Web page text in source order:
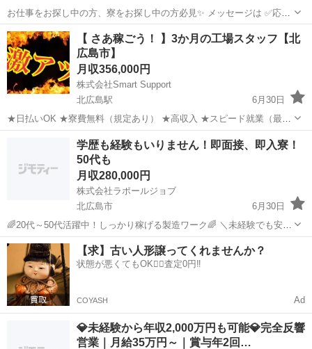
お仕事をお探し中の方、寮をお探し中の方必見✨ メッセージは ✅応募
フロー✅を入力してからお願いします。 ＜お仕事内容＞ トラックボデ
ィコンテナに 溶接で部品を取り付けていくという作業を お任せいたし
ます！...
北海道 北広島市 その他 未経験
【 さあ稼ごう！ 】3か月の工場スタッフ【北
広島市】
月収356,000円
株式会社Smart Support
北広島駅
6月30日
★日払いOK ★寮費無料（規定あり） ★高収入 ★スピード就業（最短
翌日） ■ お仕事例 ・半導体部品のマシンオペレーター ・自動車の組
立や部品の加工 ・電子部品の検査 ・化粧品の梱包や仕分け ...
北広島市 北広島駅 工場 未経験
学歴も経験もいりません！即面接、即入寮！
50代も
月収280,000円
株式会社ラポールジョブ
北広島市
6月30日
🌈20代～50代活躍中！しっかり稼げる製造ワーク🌈 ＼未経験でも安心
スタート！高時給で安定収入を実現✨／ 【お仕事内容】 製造補助スタ
北海道 北広島市 機械
【求】古い人形譲ってくれませんか？
状態が悪くてもOK🙆‍♀️査定0円‼️
COYASH Ad
💎未経験から年収2,000万円も可能💎完全反響
営業｜月給35万円～｜賞与年2回…